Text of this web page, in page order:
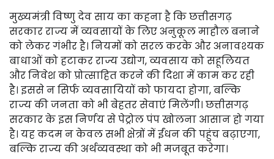
मुख्यमंत्री विष्णु देव साय का कहना है कि छत्तीसगढ़
सरकार राज्य में व्यवसायों के लिए अनुकूल माहौल बनाने
को लेकर गंभीर है। नियमों को सरल करके और अनावश्यक
बाधाओं को हटाकर राज्य उद्योग, व्यवसाय को सहूलियत
और निवेश को प्रोत्साहित करने की दिशा में काम कर रही
है। इससे न सिर्फ व्यवसायियों को फायदा होगा, बल्कि
राज्य की जनता को भी बेहतर सेवाएं मिलेंगी। छत्तीसगढ़
सरकार के इस निर्णय से पेट्रोल पंप खोलना आसान हो गया
है। यह कदम न केवल सभी क्षेत्रों में ईंधन की पहुंच बढ़ाएगा,
बल्कि राज्य की अर्थव्यवस्था को भी मजबूत करेगा।